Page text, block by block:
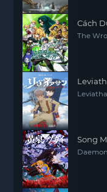
Cách
The
Song